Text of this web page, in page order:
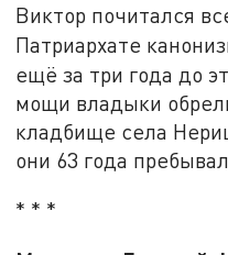
Виктор почитался
Патриархате
ещё за три года до
мощи владыки
кладбище села
они 63 года
* * *